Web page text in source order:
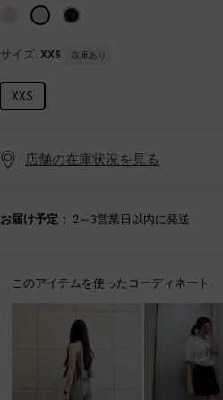
サイズ: XXS 在庫あり
XXS
店舗の在庫状況を見る
お届け予定： 2～3営業日以内に発送
このアイテムを使ったコーディネート: